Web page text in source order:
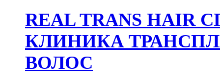
REAL TRANS
КЛИНИКА
ВОЛОС